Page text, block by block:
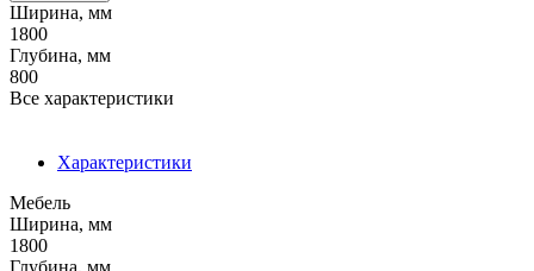
Ширина, мм
1800
Глубина, мм
800
Все характеристики
Характеристики
Мебель
Ширина, мм
1800
Глубина, мм